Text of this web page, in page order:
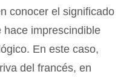
conocer el significado
hace imprescindible
En este caso,
del francés, en